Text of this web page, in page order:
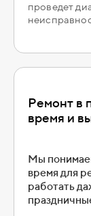
проведет
Ремонт в
время и
Мы
время для
работать